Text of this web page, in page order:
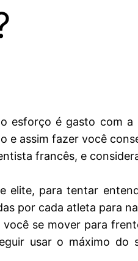
é gasto com a
e assim fazer você
francês, e
elite, para tentar
por cada atleta para
se mover para
usar o máximo do